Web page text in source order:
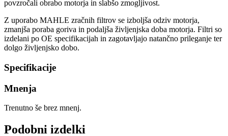
povzročali obrabo motorja in slabšo zmogljivost.
Z uporabo MAHLE zračnih filtrov se izboljša odziv motorja,
zmanjša poraba goriva in podaljša življenjska doba motorja. Filtri so
izdelani po OE specifikacijah in zagotavljajo natančno prileganje ter
dolgo življenjsko dobo.
Specifikacije
Mnenja
Trenutno še brez mnenj.
Podobni izdelki